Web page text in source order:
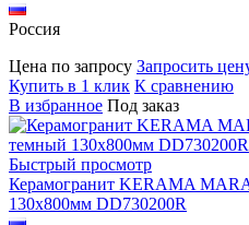
Россия
Цена по запросу Запросить
Купить в 1 клик К сравнению
В избранное Под заказ
Быстрый просмотр
Керамогранит KERAMA
130х800мм DD730200R